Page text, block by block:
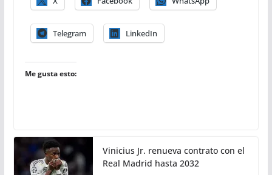
Telegram LinkedIn
Me gusta esto:
Vinicius Jr. renueva contrato con el
Real Madrid hasta 2032